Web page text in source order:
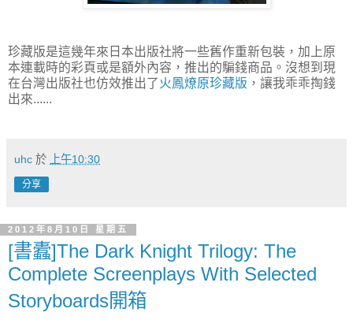
珍藏版是這幾年來日本出版社將一些舊作重新包裝，加上原
本連載時的彩頁或是額外內容，推出的騙錢商品。沒想到現
在台灣出版社也仿效推出了火鳳燎原珍藏版 ，讓我乖乖掏錢
出來......
uhc 於 上午10:30
分享
2012年8月10日 星期五
[書蠹]The Dark Knight Trilogy: The
Complete Screenplays With Selected
Storyboards開箱